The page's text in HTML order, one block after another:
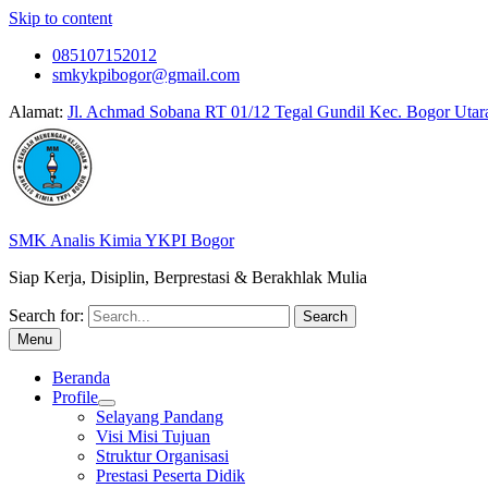
Skip to content
085107152012
smkykpibogor@gmail.com
Alamat: Jl. Achmad Sobana RT 01/12 Tegal Gundil Kec. Bogor
SMK Analis Kimia YKPI Bogor
Siap Kerja, Disiplin, Berprestasi & Berakhlak Mulia
Search for:
Menu
Beranda
Profile
Selayang Pandang
Visi Misi Tujuan
Struktur Organisasi
Prestasi Peserta Didik